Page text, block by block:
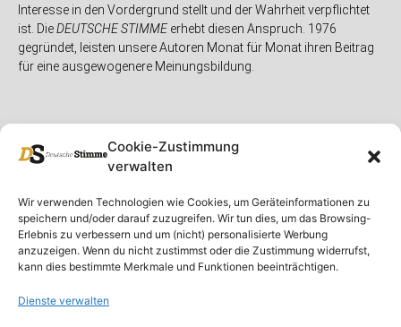
Cookie-Zustimmung
verwalten
Wir verwenden Technologien wie Cookies, um Geräteinformationen zu
speichern und/oder darauf zuzugreifen. Wir tun dies, um das Browsing-
Erlebnis zu verbessern und um (nicht) personalisierte Werbung
anzuzeigen. Wenn du nicht zustimmst oder die Zustimmung widerrufst,
kann dies bestimmte Merkmale und Funktionen beeinträchtigen.
Dienste verwalten
Interesse in den Vordergrund stellt und der Wahrheit verpflichtet
ist. DieDEUTSCHE STIMMEerhebt diesen Anspruch. 1976
gegründet, leisten unsere Autoren Monat für Monat ihren Beitrag
für eine ausgewogenere Meinungsbildung.
Unser Magazin
Spenden
Ausgaben
Abonnieren
Rubriken
Deutschland
Ausland
Rechtliches
Rechtliche Hinweise
Impressum
Datenschutzerklärung